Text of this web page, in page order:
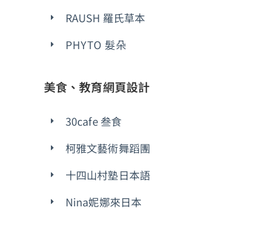
RAUSH 羅氏草本
PHYTO 髮朵
美食、教育網頁設計
30cafe 叁食
柯雅文藝術舞蹈團
十四山村塾日本語
Nina妮娜來日本